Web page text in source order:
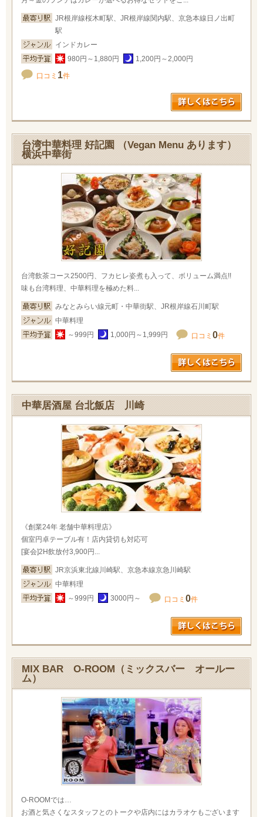
JR根岸線桜木町駅、JR根岸線関内駅、京急本線日ノ出町
駅
インドカレー
980円～1,880円
1,200円～2,000円
口コミ 1件
台湾中華料理 好記園 （Vegan Menu あります）
横浜中華街
台湾飲茶コース2500円、フカヒレ姿煮も入って、ボリューム満点!!
味も台湾料理、中華料理を極めた料...
みなとみらい線元町・中華街駅、JR根岸線石川町駅
中華料理
～999円
1,000円～1,999円 口コミ 0件
中華居酒屋 台北飯店 川崎
《創業24年 老舗中華料理店》
個室円卓テーブル有！店内貸切も対応可
[宴会]2H飲放付3,900円...
JR京浜東北線川崎駅、京急本線京急川崎駅
中華料理
～999円
3000円～ 口コミ 0件
MIX BAR O-ROOM（ミックスバー オールー
ム）
O-ROOMでは…
お酒と気さくなスタッフとのトークや店内にはカラオケもございます